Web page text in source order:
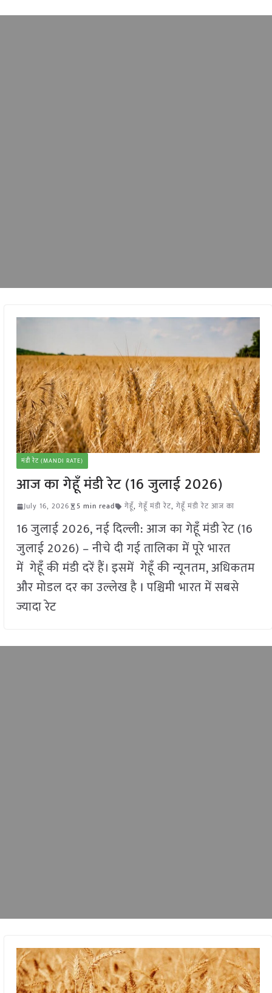
मंडी रेट (MANDI RATE)
आज का गेहूँ मंडी रेट (16 जुलाई 2026)
July 16, 2026 5 min read गेहूँ, गेहूँ मंडी रेट, गेहूँ मंडी रेट आज का
16 जुलाई 2026, नई दिल्ली: आज का गेहूँ मंडी रेट (16
जुलाई 2026) – नीचे दी गई तालिका में पूरे भारत
में गेहूँ की मंडी दरें हैं। इसमें गेहूँ की न्यूनतम, अधिकतम
और मोडल दर का उल्लेख है I पश्चिमी भारत में सबसे
ज्यादा रेट